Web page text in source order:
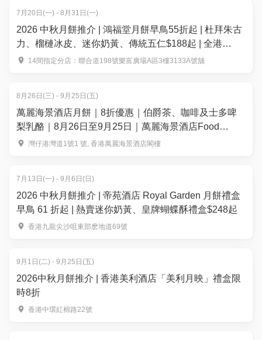
7月20日(一) - 8月31日(一)
2026 中秋月餅推介 | 鴻福堂月餅早鳥55折起 | 杜拜朱古
力、榴槤冰皮、迷你奶黃、傳統五仁$188起 | 全港
14+分店換領
14間指定分店：聯合道198號樂富廣場A區3樓3133A號舖
8月26日(三) - 9月25日(五)
萬麗海景酒店月餅｜8折優惠｜伯爵茶、咖啡及士多啤
梨乳酪｜8月26日至9月25日｜萬麗海景酒店Food
Studio
灣仔港灣道1號1 號, 香港萬麗海景酒店閣樓
7月13日(一) - 9月6日(日)
2026 中秋月餅推介 | 帝苑酒店 Royal Garden 月餅禮盒
早鳥 61 折起 | 熱賣迷你奶黃、皇牌蝴蝶酥禮盒$248起
香港九龍尖沙咀東部麽地道69號
9月1日(二) - 9月25日(五)
2026中秋月餅推介 | 香港美利酒店「美利月映」禮盒限
時8折
香港中環紅棉路22號